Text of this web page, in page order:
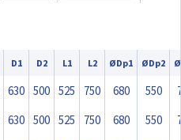
D1 D2 L1 L2 ØDp1 ØDp2
630 500 525 750 680 550
630 500 525 750 680 550